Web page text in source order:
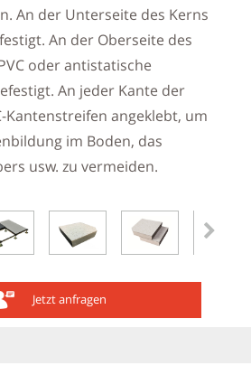
An der Unterseite des Kerns
An der Oberseite des
oder antistatische
An jeder Kante der
Kantenstreifen angeklebt, um
im Boden, das
usw. zu vermeiden.
Jetzt anfragen